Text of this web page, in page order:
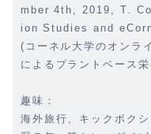
mber 4th, 2019, T.
ion Studies and
(コーネル大学のオンラ
によるプラントベース
趣味：
海外旅行、キックボク